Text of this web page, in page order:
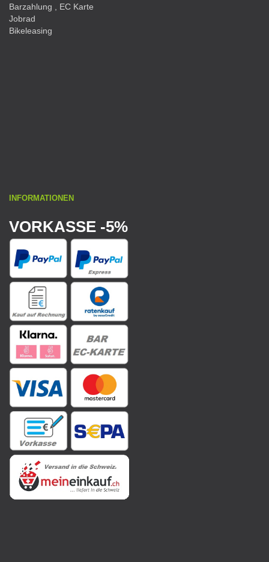
Barzahlung , EC Karte
Jobrad
Bikeleasing
INFORMATIONEN
VORKASSE -5%